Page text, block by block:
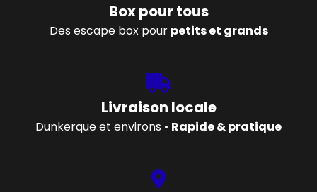
Box pour tous
Des escape box pour petits et grands
Livraison locale
Dunkerque et environs • Rapide & pratique